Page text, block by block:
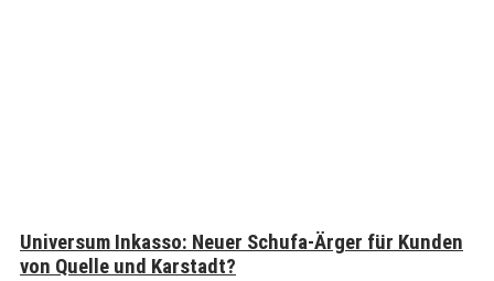
Universum Inkasso: Neuer Schufa-Ärger für Kunden
von Quelle und Karstadt?